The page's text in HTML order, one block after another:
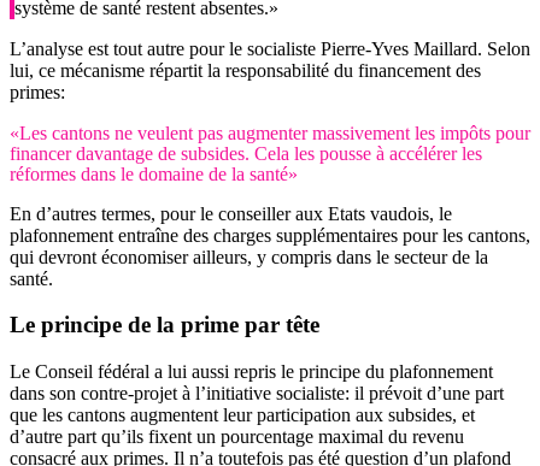
système de santé restent absentes.»
L’analyse est tout autre pour le socialiste Pierre-Yves Maillard. Selon
lui, ce mécanisme répartit la responsabilité du financement des
primes:
«Les cantons ne veulent pas augmenter massivement les impôts pour
financer davantage de subsides. Cela les pousse à accélérer les
réformes dans le domaine de la santé»
En d’autres termes, pour le conseiller aux Etats vaudois, le
plafonnement entraîne des charges supplémentaires pour les cantons,
qui devront économiser ailleurs, y compris dans le secteur de la
santé.
Le principe de la prime par tête
Le Conseil fédéral a lui aussi repris le principe du plafonnement
dans son contre-projet à l’initiative socialiste: il prévoit d’une part
que les cantons augmentent leur participation aux subsides, et
d’autre part qu’ils fixent un pourcentage maximal du revenu
consacré aux primes. Il n’a toutefois pas été question d’un plafond